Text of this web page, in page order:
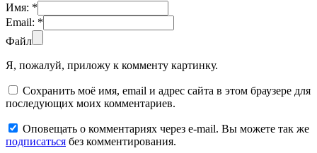
Имя: *
Email: *
Файл
Я, пожалуй, приложу к комменту картинку.
Сохранить моё имя, email и адрес сайта в этом браузере для
последующих моих комментариев.
Оповещать о комментариях через e-mail. Вы можете так же
подписаться без комментирования.